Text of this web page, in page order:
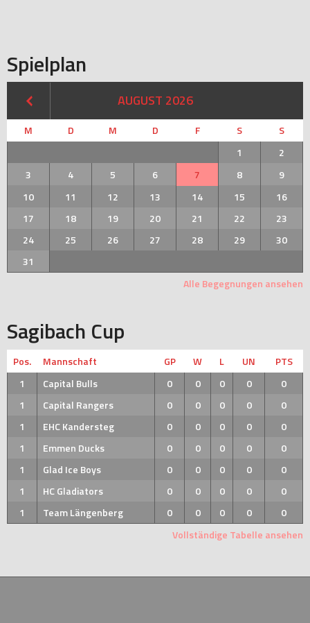
Spielplan
AUGUST 2026
M D M D F S
S
1
2
3
4 5 6 7 8
9
10
11 12 13 14 15
16
17
18 19 20 21 22
23
24
25 26 27 28 29
30
31
Alle Begegnungen ansehen
Sagibach Cup
Pos. Mannschaft GP W L UN
PTS
1
Capital Bulls 0 0 0 0
0
1
Capital Rangers 0 0 0 0
0
1
EHC Kandersteg 0 0 0 0
0
1
Emmen Ducks 0 0 0 0
0
1
Glad Ice Boys 0 0 0 0
0
1
HC Gladiators 0 0 0 0
0
1
Team Längenberg 0 0 0 0
0
Vollständige Tabelle ansehen